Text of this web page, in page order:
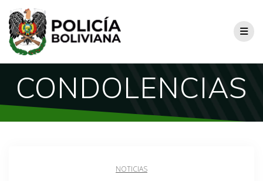
CONDOLENCIAS
NOTICIAS